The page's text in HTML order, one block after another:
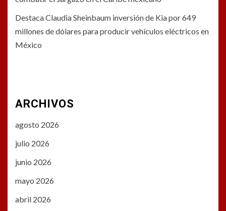
Destaca Claudia Sheinbaum inversión de Kia por 649
millones de dólares para producir vehículos eléctricos en
México
ARCHIVOS
agosto 2026
julio 2026
junio 2026
mayo 2026
abril 2026